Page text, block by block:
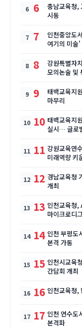
6
충남교육청,
시동
7
인천중앙도
여기의 미술
8
강원특별자
모의논술 및
9
태백교육지
마무리
10 태백교육지
실시… 글로
11 강원교육연
미래역량 키
12 경남교육청
개최
13 인천교육청,
마이크로디
14 인천 부평도
본격 가동
15 인천시교육
간담회 개최
16 인천교육청,
17 인천 연수도
본격화